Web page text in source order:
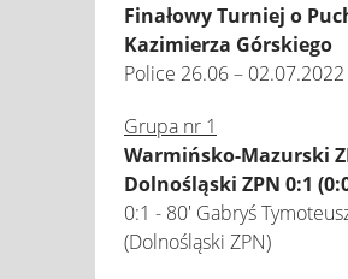
Finałowy Turniej o
Kazimierza Górskiego
Police 26.06 – 02.07.2022
Grupa nr 1
Warmińsko-Mazurski
Dolnośląski ZPN 0:1
0:1 - 80' Gabryś
(Dolnośląski ZPN)